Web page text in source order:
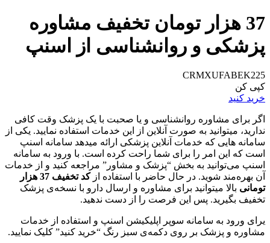
37 هزار تومان تخفیف مشاوره
پزشکی و روانشناسی از اسنپ
CRMXUFABEK225
کپی کن
خرید کنید
اگر برای مشاوره روانشناسی و یا صحبت با یک پزشک وقت کافی
ندارید، میتوانید به صورت آنلاین از این خدمات استفاده نمایید. یکی از
سامانه هایی که خدمات آنلاین پزشکی ارائه میدهد سامانه اسنپ
است که این امر را برای شما راحت کرده است. با ورود به سامانه
اسنپ می‌توانید به بخش “پزشک و مشاور” مراجعه کنید و از خدمات
آن بهره‌مند شوید. در حال حاضر با استفاده از
کد تخفیف 37 هزار
تومانی بالا میتوانید برای مشاوره و ارسال دارو با نسخه‌ی پزشک
تخفیف بگیرید. پس این فرصت را از دست ندهید.
یرای ورود به سامانه سوپر اپلیکیشن اسنپ و استفاده از خدمات
مشاوره و پزشک بر روی دکمه‌ی سبز رنگ “خرید کنید” کلیک نمایید.